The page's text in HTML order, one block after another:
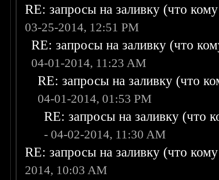
RE: запросы на заливку (что
03-25-2014, 12:51 PM
RE: запросы на заливку (что
04-01-2014, 11:23 AM
RE: запросы на заливку (что
04-01-2014, 01:53 PM
RE: запросы на заливку (что
- 04-02-2014, 11:30 AM
RE: запросы на заливку (что
2014, 10:03 AM